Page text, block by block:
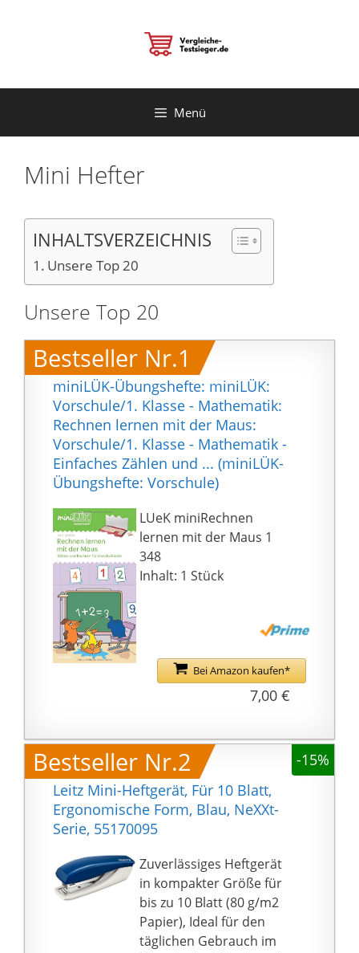
Menü
Mini Hefter
INHALTSVERZEICHNIS
Unsere Top 20
Unsere Top 20
Bestseller Nr.1
miniLÜK-Übungshefte: miniLÜK:
Vorschule/1. Klasse - Mathematik:
Rechnen lernen mit der Maus:
Vorschule/1. Klasse - Mathematik -
Einfaches Zählen und ... (miniLÜK-
Übungshefte: Vorschule)
LUeK miniRechnen
lernen mit der Maus 1
348
Inhalt: 1 Stück
Bei Amazon kaufen*
7,00 €
Bestseller Nr.2
-15%
Leitz Mini-Heftgerät, Für 10 Blatt,
Ergonomische Form, Blau, NeXXt-
Serie, 55170095
Zuverlässiges Heftgerät
in kompakter Größe für
bis zu 10 Blatt (80 g/m2
Papier), Ideal für den
täglichen Gebrauch im